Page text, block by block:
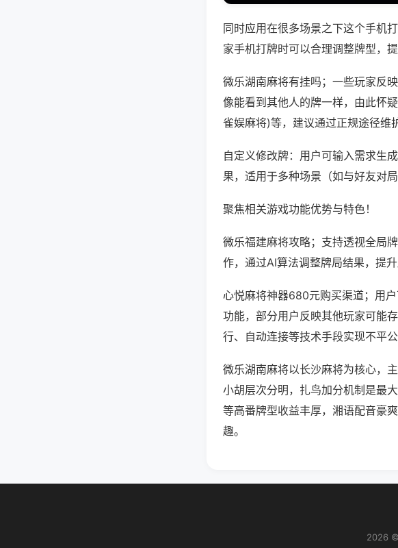
同时应用在很多场景之下这个手机
家手机打牌时可以合理调整牌型，
微乐湖南麻将有挂吗；一些玩家反
像能看到其他人的牌一样，由此怀
雀娱麻将)等，建议通过正规途径维
自定义修改牌：用户可输入需求生
果，适用于多种场景（如与好友对
聚焦相关游戏功能优势与特色！
微乐福建麻将攻略；支持透视全局
作，通过AI算法调整牌局结果，提升
心悦麻将神器680元购买渠道；用户
功能，部分用户反映其他玩家可能
行、自动连接等技术手段实现不平公
微乐湖南麻将以长沙麻将为核心，
小胡层次分明，扎鸟加分机制是最
等高番牌型收益丰厚，湘语配音豪
趣。
2026